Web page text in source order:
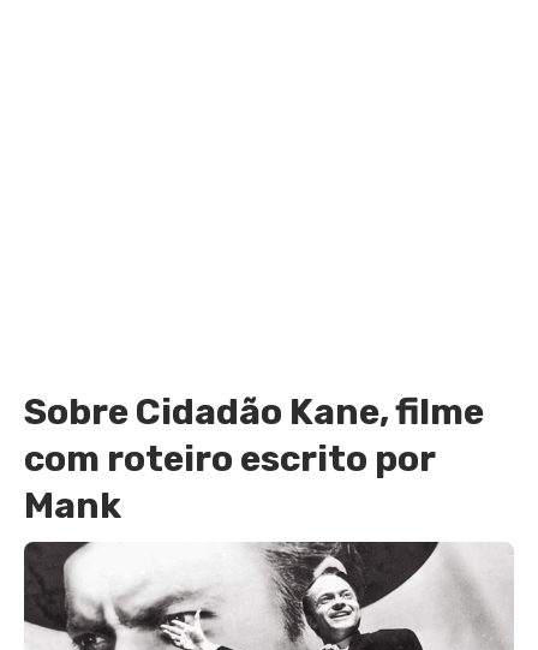
Sobre Cidadão Kane, filme
com roteiro escrito por
Mank